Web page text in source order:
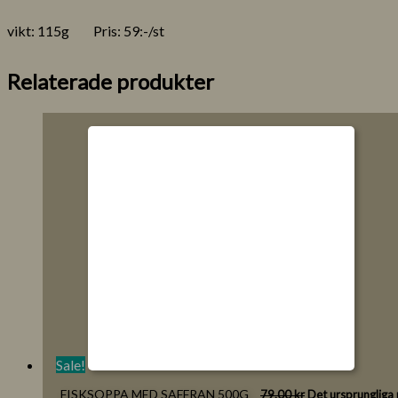
vikt: 115g Pris: 59:-/st
Relaterade produkter
Sale!
FISKSOPPA MED SAFFRAN 500G 79.00kr Det